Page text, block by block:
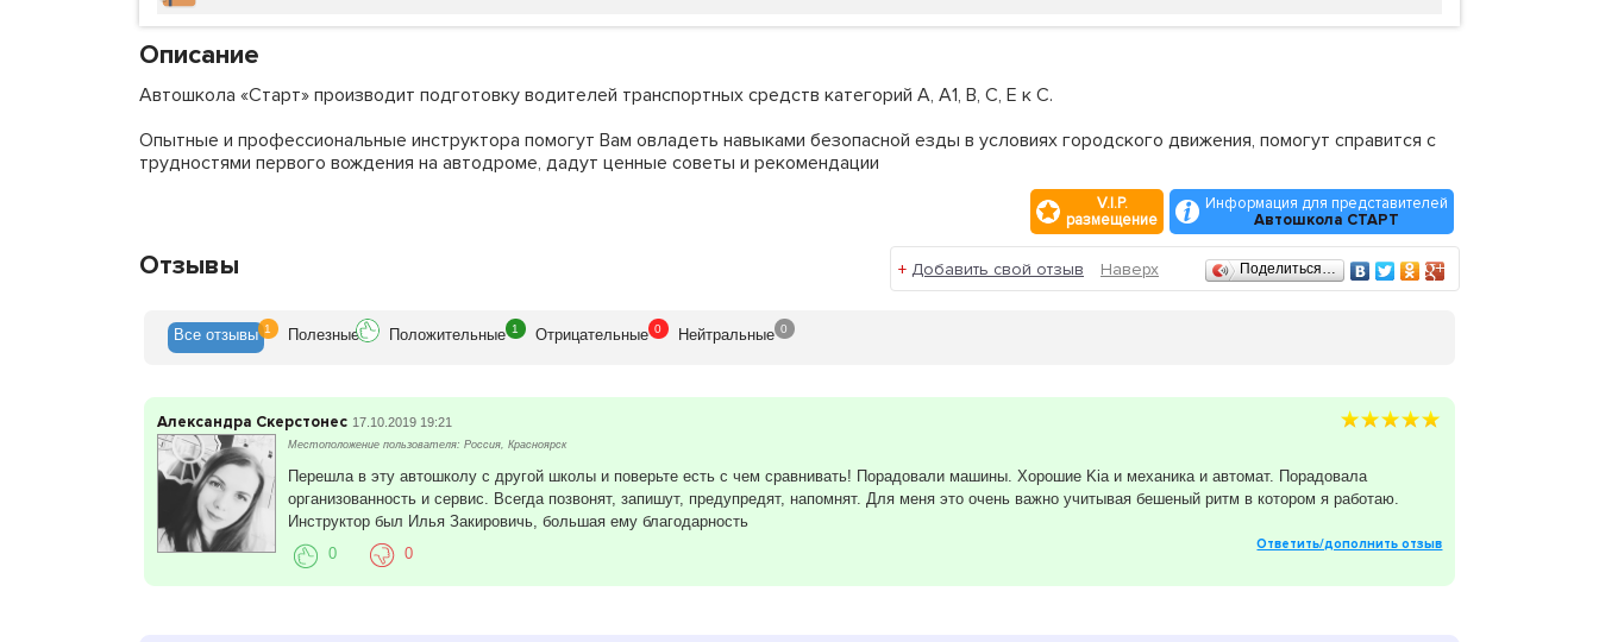
Описание
Автошкола «Старт» производит подготовку водителей транспортных средств категорий А, А1, В, С, Е к С.
Опытные и профессиональные инструктора помогут Вам овладеть навыками безопасной езды в условиях городского движения, помогут справится с
трудностями первого вождения на автодроме, дадут ценные советы и рекомендации
V.I.P.
размещение
Информация для представителей
Автошкола СТАРТ
Отзывы + Добавить свой отзыв Наверх Поделиться…
Все отзывы 1 Полезные Положительные 1 Отрицательные 0 Нейтральные 0
Александра Скерстонес 17.10.2019 19:21
Местоположение пользователя: Россия, Красноярск
Перешла в эту автошколу с другой школы и поверьте есть с чем сравнивать! Порадовали машины. Хорошие Kia и механика и автомат. Порадовала
организованность и сервис. Всегда позвонят, запишут, предупредят, напомнят. Для меня это очень важно учитывая бешеный ритм в котором я работаю.
Инструктор был Илья Закировичь, большая ему благодарность
Ответить/дополнить отзыв
0 0